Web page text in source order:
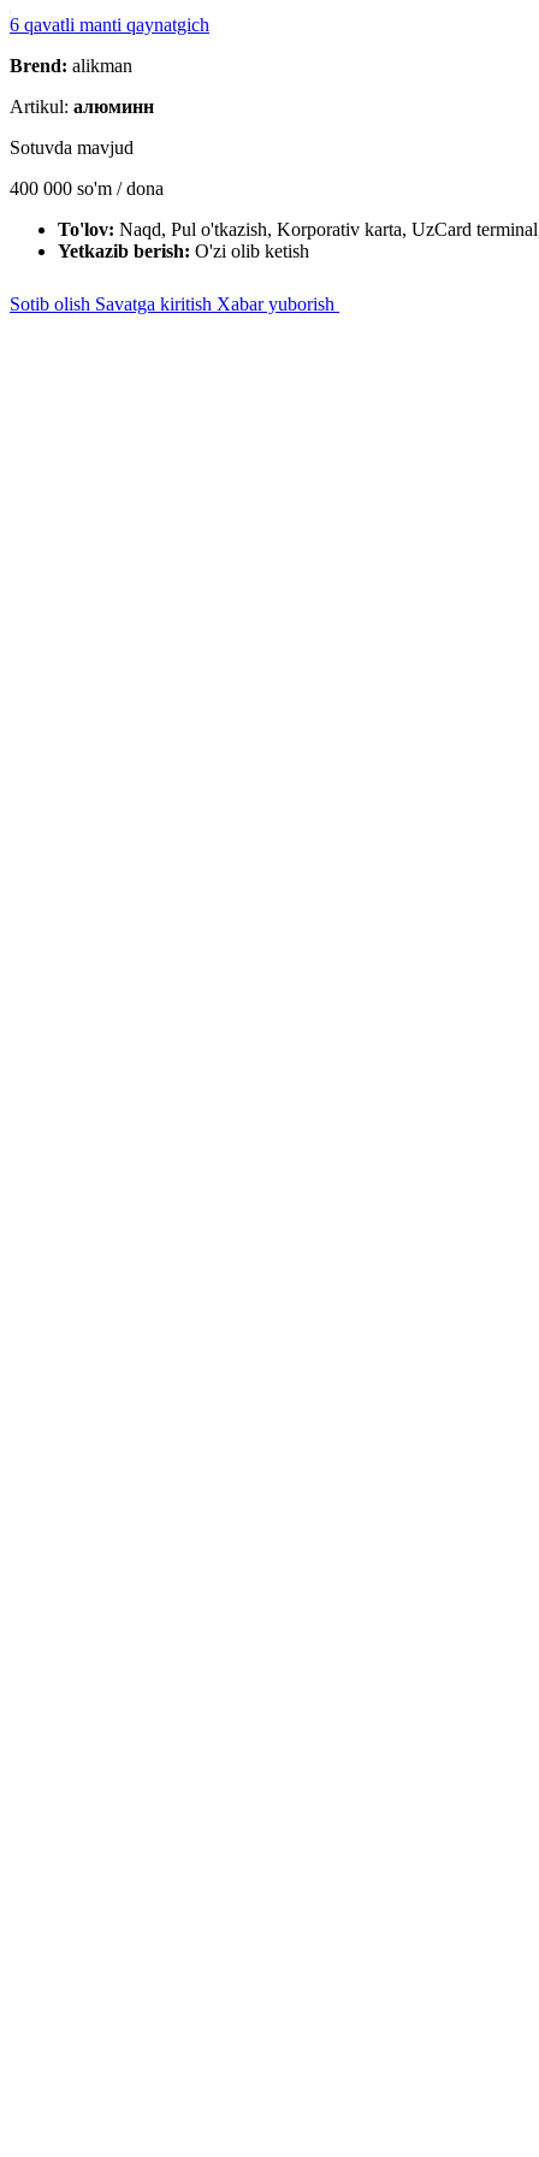
6 qavatli manti qaynatgich
Brend: alikman
Artikul: алюминн
Sotuvda mavjud
400 000 so'm / dona
To'lov: Naqd, Pul o'tkazish, Korporativ karta, UzCard
Yetkazib berish: O'zi olib ketish
Sotib olish Savatga kiritish Xabar yuborish